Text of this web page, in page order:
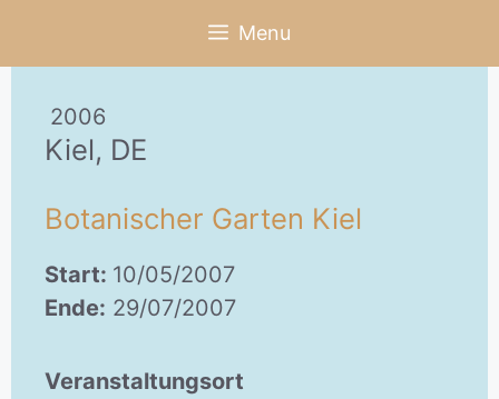
springen
Menu
2006
Kiel, DE
Botanischer Garten Kiel
Start: 10/05/2007
Ende: 29/07/2007
Veranstaltungsort